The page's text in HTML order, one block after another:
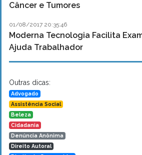
Câncer e Tumores
01/08/2017 20:35:46
Moderna Tecnologia Facilita
Ajuda Trabalhador
Outras dicas:
Advogado
Assistência Social
Beleza
Cidadania
Denúncia Anônima
Direito Autoral